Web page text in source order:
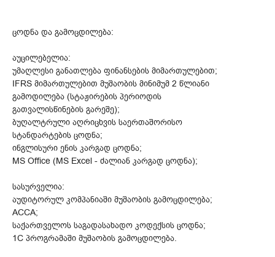
ცოდნა და გამოცდილება:
აუცილებელია:
უმაღლესი განათლება ფინანსების მიმართულებით;
IFRS მიმართულებით მუშაობის მინიმუმ 2 წლიანი
გამოდილება (სტაჟირების პერიოდის
გათვალისწინების გარეშე);
ბუღალტრული აღრიცხვის საერთაშორისო
სტანდარტების ცოდნა;
ინგლისური ენის კარგად ცოდნა;
MS Office (MS Excel - ძალიან კარგად ცოდნა);
სასურველია:
აუდიტორულ კომპანიაში მუშაობის გამოცდილება;
ACCA;
საქართველოს საგადასახადო კოდექსის ცოდნა;
1C პროგრამაში მუშაობის გამოცდილება.